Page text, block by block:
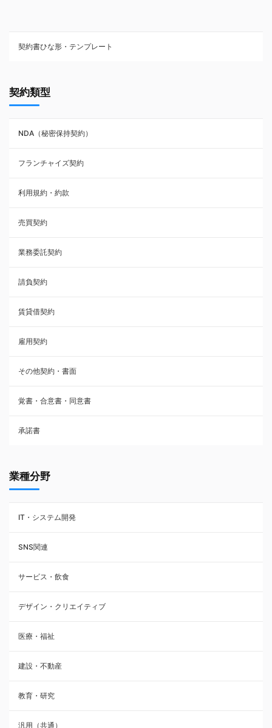
契約書ひな形・テンプレート
NDA（秘密保持契約）
業務委託契約
利用規約・約款
覚書・合意書・同意書
承諾書
雇用契約
その他契約・書面
売買契約
株主総会議事録・関連書類
請負契約
フランチャイズ契約
賃貸借契約
契約類型
NDA（秘密保持契約）
フランチャイズ契約
利用規約・約款
売買契約
業務委託契約
請負契約
賃貸借契約
雇用契約
その他契約・書面
覚書・合意書・同意書
承諾書
業種分野
IT・システム開発
SNS関連
サービス・飲食
デザイン・クリエイティブ
医療・福祉
建設・不動産
教育・研究
汎用（共通）